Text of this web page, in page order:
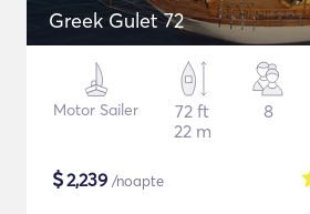
Greek Gulet 72
Motor Sailer
72 ft
22 m
8
$2,239 /noapte